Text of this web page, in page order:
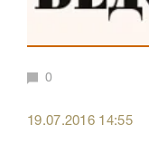
0
19.07.2016 14:55